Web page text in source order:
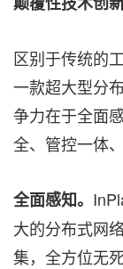
区别于传统的
一款超大型分
争力在于全面
全、管控一体
全面感知。
大的分布式网
集，全方位无